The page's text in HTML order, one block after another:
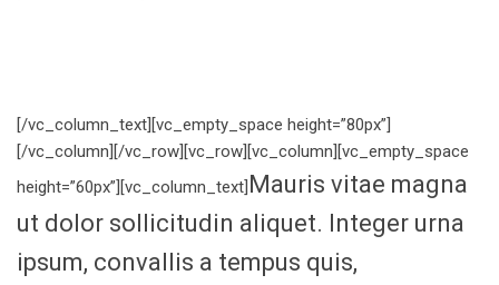
[/vc_column_text][vc_empty_space height=”80px”]
[/vc_column][/vc_row][vc_row][vc_column][vc_empty_space
height=”60px”][vc_column_text] Mauris vitae magna
ut dolor sollicitudin aliquet. Integer urna
ipsum, convallis a tempus quis,